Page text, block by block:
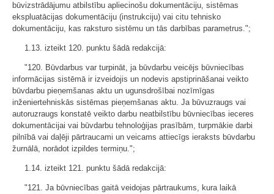
būvizstrādājumu atbilstību apliecinošu dokumentāciju, sistēmas
ekspluatācijas dokumentāciju (instrukciju) vai citu tehnisko
dokumentāciju, kas raksturo sistēmu un tās darbības parametrus.";
1.13. izteikt 120. punktu šādā redakcijā:
"120. Būvdarbus var turpināt, ja būvdarbu veicējs būvniecības
informācijas sistēmā ir izveidojis un nodevis apstiprināšanai veikto
būvdarbu pieņemšanas aktu un ugunsdrošībai nozīmīgas
inženiertehniskās sistēmas pieņemšanas aktu. Ja būvuzraugs vai
autoruzraugs konstatē veikto darbu neatbilstību būvniecības ieceres
dokumentācijai vai būvdarbu tehnoloģijas prasībām, turpmākie darbi
pilnībā vai daļēji pārtraucami un veicams attiecīgs ieraksts būvdarbu
žurnālā, norādot izpildes termiņu.";
1.14. izteikt 121. punktu šādā redakcijā:
"121. Ja būvniecības gaitā veidojas pārtraukums, kura laikā